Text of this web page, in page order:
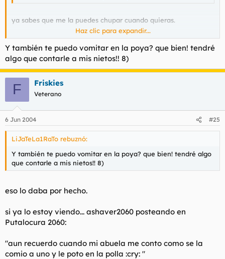
ya sabes que me la puedes chupar cuando quieras.
benito: jajajaja si tienes mas historias cuenta. pero tio me
recuerdas ana conda con tanta mierda por medio. como se
puede cagar y vomitar a la vez? jajajaja y luego con que te
limpiaste el culo? estas hecho un puto cerdo jaja
Haz clic para expandir...
Y también te puedo vomitar en la poya? que bien! tendré
algo que contarle a mis nietos!! 8)
F Friskies
Veterano
6 Jun 2004 #25
LiJaTeLa1RaTo rebuznó:
Y también te puedo vomitar en la poya? que bien! tendré algo
que contarle a mis nietos!! 8)
eso lo daba por hecho.
si ya lo estoy viendo... ashaver2060 posteando en
Putalocura 2060:
"aun recuerdo cuando mi abuela me conto como se la
comio a uno y le poto en la polla :cry: "